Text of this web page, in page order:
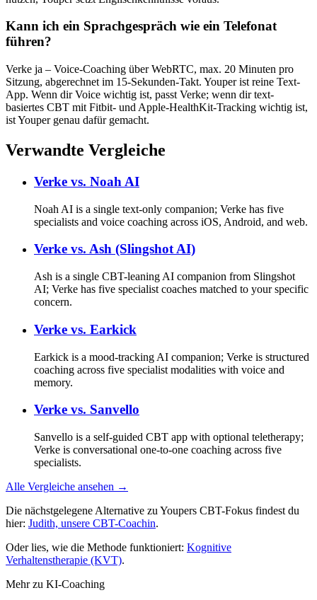
Kann ich ein Sprachgespräch wie ein Telefonat
führen?
Verke ja – Voice-Coaching über WebRTC, max. 20 Minuten pro
Sitzung, abgerechnet im 15-Sekunden-Takt. Youper ist reine Text-
App. Wenn dir Voice wichtig ist, passt Verke; wenn dir text-
basiertes CBT mit Fitbit- und Apple-HealthKit-Tracking wichtig ist,
ist Youper genau dafür gemacht.
Verwandte Vergleiche
Verke vs. Noah AI
Noah AI is a single text-only companion; Verke has five
specialists and voice coaching across iOS, Android, and web.
Verke vs. Ash (Slingshot AI)
Ash is a single CBT-leaning AI companion from Slingshot
AI; Verke has five specialist coaches matched to your specific
concern.
Verke vs. Earkick
Earkick is a mood-tracking AI companion; Verke is structured
coaching across five specialist modalities with voice and
memory.
Verke vs. Sanvello
Sanvello is a self-guided CBT app with optional teletherapy;
Verke is conversational one-to-one coaching across five
specialists.
Alle Vergleiche ansehen →
Die nächstgelegene Alternative zu Youpers CBT-Fokus findest du
hier: Judith, unsere CBT-Coachin.
Oder lies, wie die Methode funktioniert: Kognitive
Verhaltenstherapie (KVT).
Mehr zu KI-Coaching